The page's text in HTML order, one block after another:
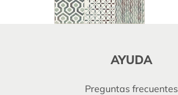
AYUDA
Preguntas frecuentes